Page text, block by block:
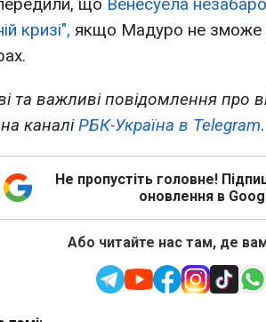
кризі", якщо Мадуро не зможе
та важливі повідомлення про
каналі РБК-Україна в Telegram.
Не пропустіть головне!
оновлення в
Або читайте нас там, де